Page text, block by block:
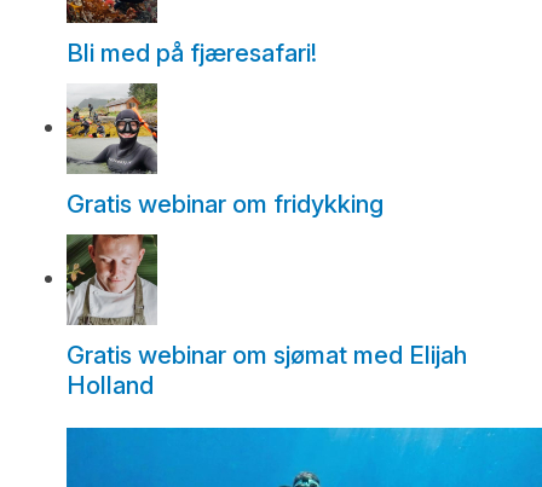
Bli med på fjæresafari!
Gratis webinar om fridykking
Gratis webinar om sjømat med Elijah
Holland